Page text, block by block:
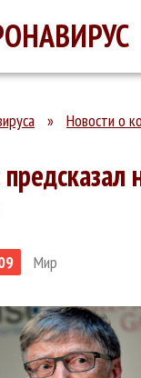
» Новости о
Мир